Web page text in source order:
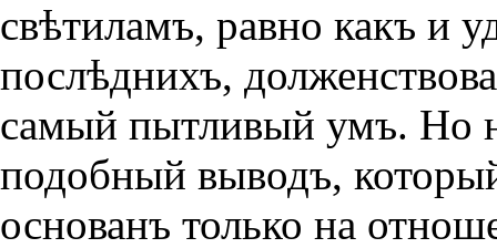
свѣтиламъ, равно какъ и
послѣднихъ,
самый пытливый умъ. Но
подобный выводъ,
основанъ только на